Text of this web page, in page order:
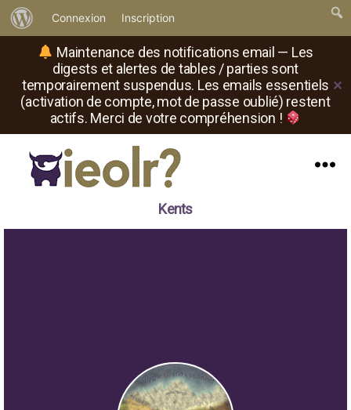
Maintenance des notifications email — Les
digests et alertes de tables / parties sont
temporairement suspendus. Les emails essentiels
(activation de compte, mot de passe oublié) restent
actifs. Merci de votre compréhension !
✕
propos
de
WordPress
Connexion Inscription
où
Kents